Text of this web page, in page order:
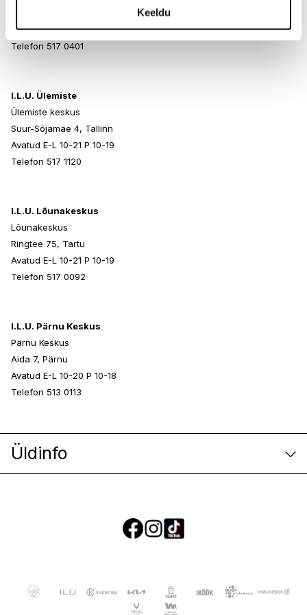
Keeldu
Avatud E-L 10-21 P 10-19
Telefon 517 0401
I.L.U. Ülemiste
Ülemiste keskus
Suur-Sõjamäe 4, Tallinn
Avatud E-L 10-21 P 10-19
Telefon 517 1120
I.L.U. Lõunakeskus
Lõunakeskus
Ringtee 75, Tartu
Avatud E-L 10-21 P 10-19
Telefon 517 0092
I.L.U. Pärnu Keskus
Pärnu Keskus
Aida 7, Pärnu
Avatud E-L 10-20 P 10-18
Telefon 513 0113
Üldinfo